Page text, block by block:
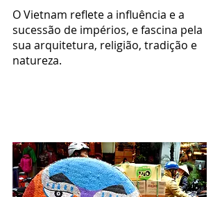
O Vietnam reflete a influência e a
sucessão de impérios, e fascina pela
sua arquitetura, religião, tradição e
natureza.